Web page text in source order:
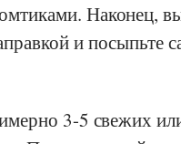
Наконец,
и посыпьте
3-5 свежих